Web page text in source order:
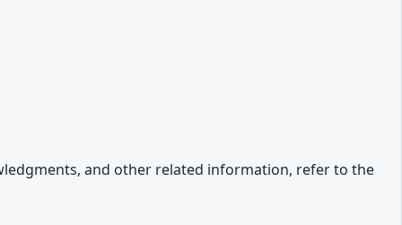
and other related information, refer to the